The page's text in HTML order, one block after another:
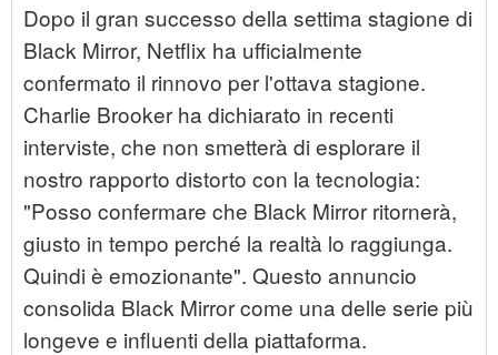
Dopo il gran successo della settima stagione di
Black Mirror, Netflix ha ufficialmente
confermato il rinnovo per l'ottava stagione.
Charlie Brooker ha dichiarato in recenti
interviste, che non smetterà di esplorare il
nostro rapporto distorto con la tecnologia:
"Posso confermare che Black Mirror ritornerà,
giusto in tempo perché la realtà lo raggiunga.
Quindi è emozionante". Questo annuncio
consolida Black Mirror come una delle serie più
longeve e influenti della piattaforma.